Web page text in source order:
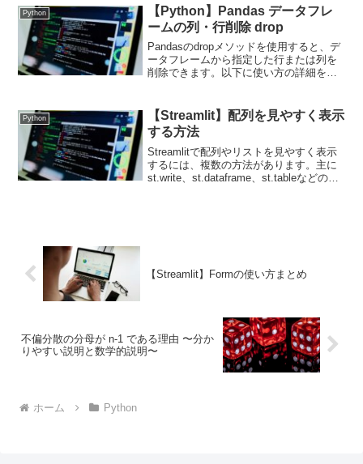
使用します。ディレクトリを作成mkdir ...
Python
【Python】Pandas データフレ
ームの列・行削除 drop
Pandasのdropメソッドを使用すると、デ
ータフレームから指定した行または列を
削除できます。以下に使い方の詳細を説
ト）。構文df.drop(labels, axi...
Python
【Streamlit】配列を見やすく表示
する方法
Streamlitで配列やリストを見やすく表示
するには、複数の方法があります。主に
st.write、st.dataframe、st.tableなどの関
【Streamlit】Formの使い方まとめ
不偏分散の分母が n-1 である理由 〜分か
りやすい説明と数学的説明〜
ホーム Python